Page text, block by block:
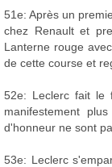
51e: Après un
chez Renault et
Lanterne rouge
de cette course et
52e: Leclerc fait le
manifestement
d'honneur ne sont
53e: Leclerc